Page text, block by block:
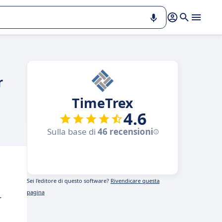
TimeTrex
4.6
Sulla base di 46 recensioni
Sei l'editore di questo software? Rivendicare questa
pagina